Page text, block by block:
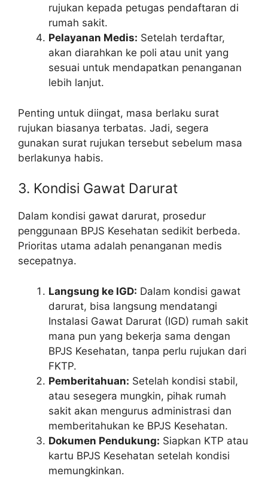
rujukan kepada petugas pendaftaran di
rumah sakit.
Pelayanan Medis: Setelah terdaftar,
akan diarahkan ke poli atau unit yang
sesuai untuk mendapatkan penanganan
lebih lanjut.
Penting untuk diingat, masa berlaku surat
rujukan biasanya terbatas. Jadi, segera
gunakan surat rujukan tersebut sebelum masa
berlakunya habis.
3. Kondisi Gawat Darurat
Dalam kondisi gawat darurat, prosedur
penggunaan BPJS Kesehatan sedikit berbeda.
Prioritas utama adalah penanganan medis
secepatnya.
Langsung ke IGD: Dalam kondisi gawat
darurat, bisa langsung mendatangi
Instalasi Gawat Darurat (IGD) rumah sakit
mana pun yang bekerja sama dengan
BPJS Kesehatan, tanpa perlu rujukan dari
FKTP.
Pemberitahuan: Setelah kondisi stabil,
atau sesegera mungkin, pihak rumah
sakit akan mengurus administrasi dan
memberitahukan ke BPJS Kesehatan.
Dokumen Pendukung: Siapkan KTP atau
kartu BPJS Kesehatan setelah kondisi
memungkinkan.